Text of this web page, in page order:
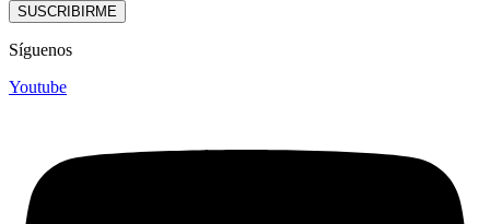
SUSCRIBIRME
Síguenos
Youtube